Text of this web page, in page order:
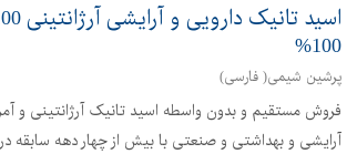
100%
پرشین شیمی( فارسی)
فروش مستقیم و بدون واسطه اسید تانیک آرژانتینی و
آرایشی و بهداشتی و صنعتی با بیش از چهار دهه سابقه